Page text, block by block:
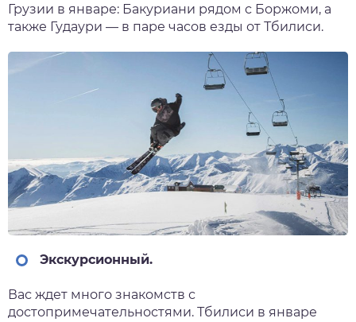
Грузии в январе: Бакуриани рядом с Боржоми, а
также Гудаури — в паре часов езды от Тбилиси.
Экскурсионный.
Вас ждет много знакомств с
достопримечательностями. Тбилиси в январе